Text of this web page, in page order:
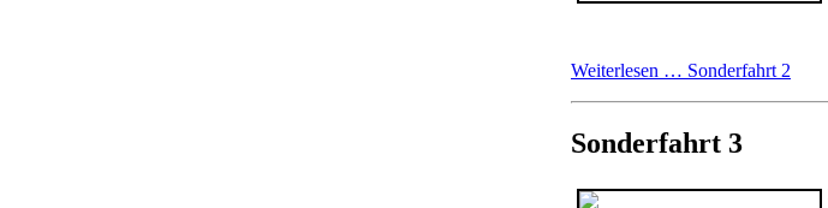
Weiterlesen … Sonderfahrt 2
Sonderfahrt 3